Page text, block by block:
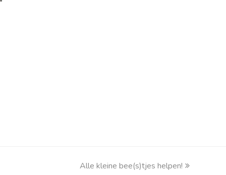
next
Alle kleine bee(s)tjes helpen!